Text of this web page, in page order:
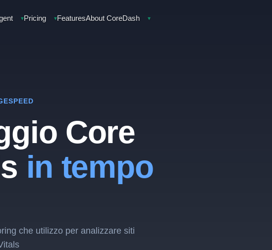
▾Pricing ▾FeaturesAbout CoreDash ▾
Core
in tempo
che utilizzo per analizzare siti